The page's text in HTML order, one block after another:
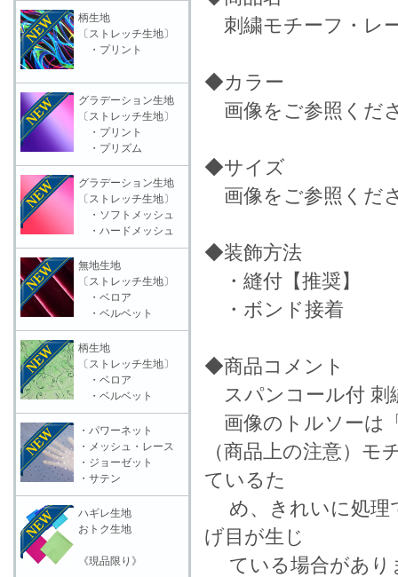
刺繍モチーフ・レ
◆カラー
画像をご参照くだ
◆サイズ
画像をご参照くだ
◆装飾方法
・縫付【推奨】
・ボンド接着
◆商品コメント
スパンコール付 刺
画像のトルソーは
（商品上の注意）
ているた
め、きれいに処理
げ目が生じ
ている場合があり
柄生地
〔ストレッチ生地〕
・プリント
グラデーション生地
〔ストレッチ生地〕
・プリント
・プリズム
グラデーション生地
〔ストレッチ生地〕
・ソフトメッシュ
・ハードメッシュ
無地生地
〔ストレッチ生地〕
・ベロア
・ベルベット
柄生地
〔ストレッチ生地〕
・ベロア
・ベルベット
・パワーネット
・メッシュ・レース
・ジョーゼット
・サテン
ハギレ生地
おトク生地
《現品限り》